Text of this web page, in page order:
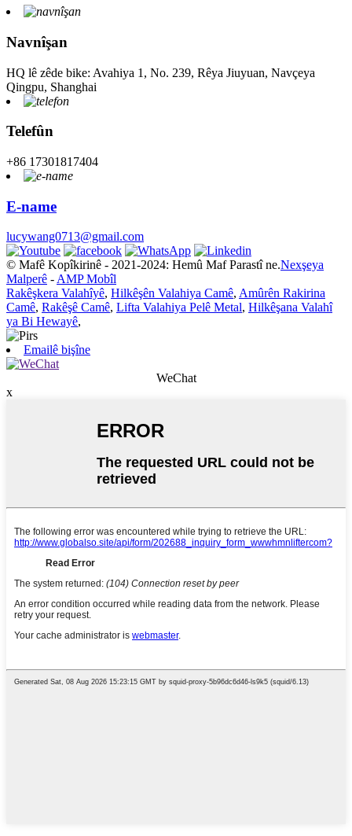
Navnîşan
HQ lê zêde bike: Avahiya 1, No. 239, Rêya Jiuyuan, Navçeya
Qingpu, Shanghai
Telefûn
+86 17301817404
E-name
lucywang0713@gmail.com
© Mafê Kopîkirinê - 2021-2024: Hemû Maf Parastî ne.Nexşeya
Malperê -AMP Mobîl
Rakêşkera Valahîyê, Hilkêşên Valahiya Camê, Amûrên Rakirina
Camê, Rakêşê Camê, Lifta Valahiya Pelê Metal, Hilkêşana Valahî
ya Bi Hewayê,
Emailê bişîne
WeChat
x